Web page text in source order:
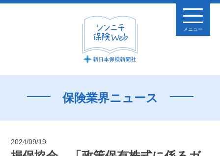
メニュー
保険業界ニュース
2024/09/19